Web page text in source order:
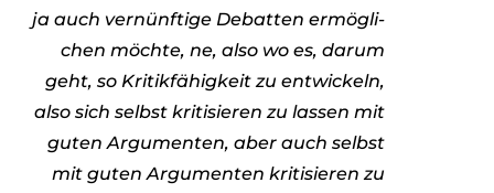
ja auch ver­nünf­tige Debat­ten ermög­li­
chen möchte, ne, also wo es, darum
geht, so Kri­tik­fä­hig­keit zu ent­wi­ckeln,
also sich selbst kri­ti­sie­ren zu las­sen mit
guten Argu­men­ten, aber auch selbst
mit guten Argu­men­ten kri­ti­sie­ren zu